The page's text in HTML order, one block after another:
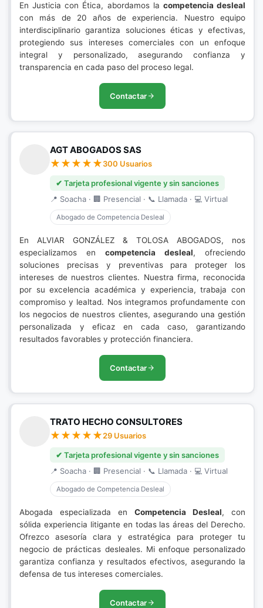
En Justicia con Ética, abordamos la competencia desleal
con más de 20 años de experiencia. Nuestro equipo
interdisciplinario garantiza soluciones éticas y efectivas,
protegiendo sus intereses comerciales con un enfoque
integral y personalizado, asegurando confianza y
transparencia en cada paso del proceso legal.
Contactar
AGT ABOGADOS SAS
300 Usuarios
✔ Tarjeta profesional vigente y sin sanciones
📍 Soacha · 🏢 Presencial · 📞 Llamada · 💻 Virtual
Abogado de Competencia Desleal
En ALVIAR GONZÁLEZ & TOLOSA ABOGADOS, nos
especializamos en competencia desleal, ofreciendo
soluciones precisas y preventivas para proteger los
intereses de nuestros clientes. Nuestra firma, reconocida
por su excelencia académica y experiencia, trabaja con
compromiso y lealtad. Nos integramos profundamente con
los negocios de nuestros clientes, asegurando una gestión
personalizada y eficaz en cada caso, garantizando
resultados favorables y protección financiera.
Contactar
TRATO HECHO CONSULTORES
29 Usuarios
✔ Tarjeta profesional vigente y sin sanciones
📍 Soacha · 🏢 Presencial · 📞 Llamada · 💻 Virtual
Abogado de Competencia Desleal
Abogada especializada en Competencia Desleal, con
sólida experiencia litigante en todas las áreas del Derecho.
Ofrezco asesoría clara y estratégica para proteger tu
negocio de prácticas desleales. Mi enfoque personalizado
garantiza confianza y resultados efectivos, asegurando la
defensa de tus intereses comerciales.
Contactar